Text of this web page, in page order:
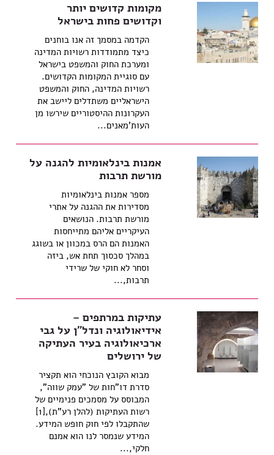
מקומות קדושים יותר
וקדושים פחות בישראל
הקדמה במסמך זה אנו בוחנים
כיצד מתמודדות רשויות המדינה
ומערכת החוק והמשפט בישראל
עם סוגיית המקומות הקדושים.
רשויות המדינה, החוק והמשפט
הישראליים משתדלים ליישב את
העקרונות ההיסטוריים שירשו מן
העות'מאנים...
אמנות בינלאומיות להגנה על
מורשת תרבות
מספר אמנות בינלאומיות
מסדירות את ההגנה על אתרי
מורשת תרבות. הנושאים
העיקריים אליהם מתייחסות
האמנות הם הרס במכוון או בשוגג
במהלך סכסוך תחת אש, ביזה
וסחר לא חוקי של שרידי
תרבות,...
עתיקות במרתפים –
אידיאולוגיה ונדל"ן על גבי
ארכיאולוגיה בעיר העתיקה
של ירושלים
מבוא הקובץ הנוכחי הוא תקציר
סדרת דו"חות של "עמק שווה",
המבוסס על מסמכים פנימיים של
רשות העתיקות (להלן רע"ת),[1]
שהתקבלו לפי חוק חופש המידע.
המידע שנמסר לנו הוא אמנם
חלקי,...